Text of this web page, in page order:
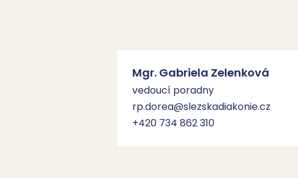
Mgr. Gabriela Zelenková
vedoucí poradny
rp.dorea@slezskadiakonie.cz
+420 734 862 310